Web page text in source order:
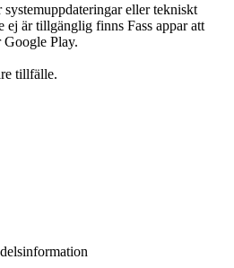
eller tekniskt
ej är tillgänglig finns Fass appar att
Google Play.
tillfälle.